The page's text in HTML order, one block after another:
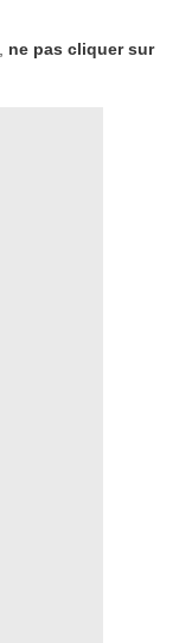
ne pas cliquer sur